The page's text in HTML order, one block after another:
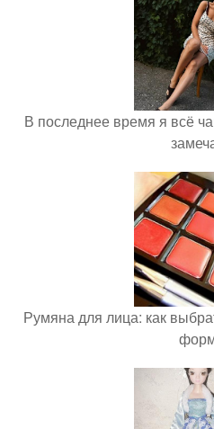
В последнее время я всё
Румяна для лица: как